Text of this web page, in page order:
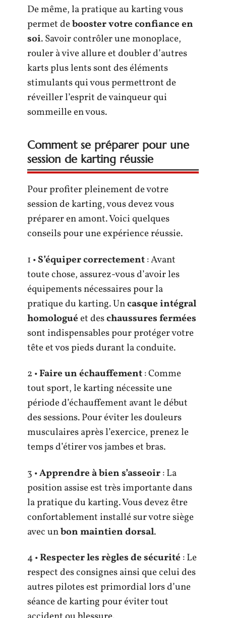
De même, la pratique au karting vous
permet debooster votre confiance en
soi. Savoir contrôler une monoplace,
rouler à vive allure et doubler d’autres
karts plus lents sont des éléments
stimulants qui vous permettront de
réveiller l’esprit de vainqueur qui
sommeille en vous.
Comment se préparer pour une
session de karting réussie
Pour profiter pleinement de votre
session de karting, vous devez vous
préparer en amont. Voici quelques
conseils pour une expérience réussie.
1 •S’équiper correctement: Avant
toute chose, assurez-vous d’avoir les
équipements nécessaires pour la
pratique du karting. Uncasque intégral
homologuéet deschaussures fermées
sont indispensables pour protéger votre
tête et vos pieds durant la conduite.
2 •Faire un échauffement: Comme
tout sport, le karting nécessite une
période d’échauffement avant le début
des sessions. Pour éviter les douleurs
musculaires après l’exercice, prenez le
temps d’étirer vos jambes et bras.
3 •Apprendre à bien s’asseoir: La
position assise est très importante dans
la pratique du karting. Vous devez être
confortablement installé sur votre siège
avec unbon maintien dorsal.
4 •Respecter les règles de sécurité : Le
respect des consignes ainsi que celui des
autres pilotes est primordial lors d’une
séance de karting pour éviter tout